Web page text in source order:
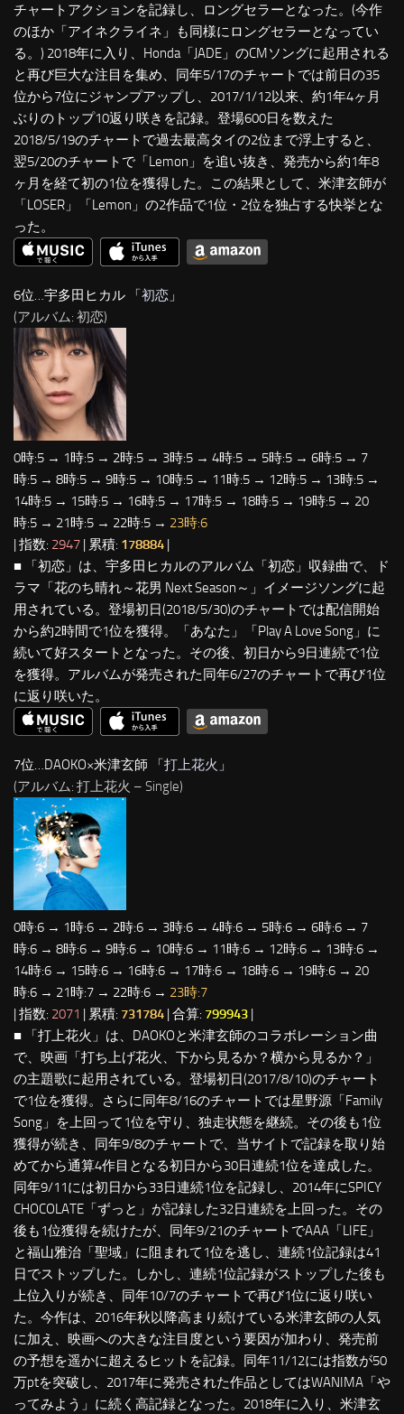
チャートアクションを記録し、ロングセラーとなった。(今作
のほか「アイネクライネ」も同様にロングセラーとなってい
る。) 2018年に入り、Honda「JADE」のCMソングに起用される
と再び巨大な注目を集め、同年5/17のチャートでは前日の35
位から7位にジャンプアップし、2017/1/12以来、約1年4ヶ月
ぶりのトップ10返り咲きを記録。登場600日を数えた
2018/5/19のチャートで過去最高タイの2位まで浮上すると、
翌5/20のチャートで「Lemon」を追い抜き、発売から約1年8
ヶ月を経て初の1位を獲得した。この結果として、米津玄師が
「LOSER」「Lemon」の2作品で1位・2位を独占する快挙とな
った。
6位…宇多田ヒカル 「初恋 」
(アルバム: 初恋)
0時:5 → 1時:5 → 2時:5 → 3時:5 → 4時:5 → 5時:5 → 6時:5 → 7
時:5 → 8時:5 → 9時:5 → 10時:5 → 11時:5 → 12時:5 → 13時:5 →
14時:5 → 15時:5 → 16時:5 → 17時:5 → 18時:5 → 19時:5 → 20
時:5 → 21時:5 → 22時:5 → 23時:6
| 指数: 2947 | 累積: 178884 |
■ 「初恋」は、宇多田ヒカルのアルバム「初恋」収録曲で、ド
ラマ「花のち晴れ～花男 Next Season～」イメージソングに起
用されている。登場初日(2018/5/30)のチャートでは配信開始
から約2時間で1位を獲得。「あなた」「Play A Love Song」に
続いて好スタートとなった。その後、初日から9日連続で1位
を獲得。アルバムが発売された同年6/27のチャートで再び1位
に返り咲いた。
7位…DAOKO×米津玄師 「 打上花火 」
(アルバム: 打上花火 – Single)
0時:6 → 1時:6 → 2時:6 → 3時:6 → 4時:6 → 5時:6 → 6時:6 → 7
時:6 → 8時:6 → 9時:6 → 10時:6 → 11時:6 → 12時:6 → 13時:6 →
14時:6 → 15時:6 → 16時:6 → 17時:6 → 18時:6 → 19時:6 → 20
時:6 → 21時:7 → 22時:6 → 23時:7
| 指数: 2071 | 累積: 731784 | 合算: 799943
■ 「打上花火」は、DAOKOと米津玄師のコラボレーション曲
で、映画「打ち上げ花火、下から見るか？横から見るか？」
の主題歌に起用されている。登場初日(2017/8/10)のチャート
で1位を獲得。さらに同年8/16のチャートでは星野源「Family
Song」を上回って1位を守り、独走状態を継続。その後も1位
獲得が続き、同年9/8のチャートで、当サイトで記録を取り始
めてから通算4作目となる初日から30日連続1位を達成した。
同年9/11には初日から33日連続1位を記録し、2014年にSPICY
CHOCOLATE「ずっと」が記録した32日連続を上回った。その
後も1位獲得を続けたが、同年9/21のチャートでAAA「LIFE」
と福山雅治「聖域」に阻まれて1位を逃し、連続1位記録は41
日でストップした。しかし、連続1位記録がストップした後も
上位入りが続き、同年10/7のチャートで再び1位に返り咲い
た。今作は、2016年秋以降高まり続けている米津玄師の人気
に加え、映画への大きな注目度という要因が加わり、発売前
の予想を遥かに超えるヒットを記録。同年11/12には指数が50
万ptを突破し、2017年に発売された作品としてはWANIMA「や
ってみよう」に続く高記録となった。2018年に入り、米津玄